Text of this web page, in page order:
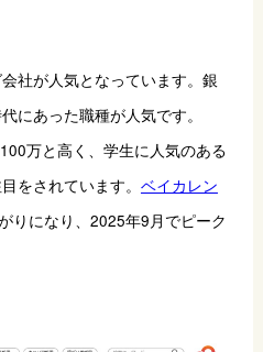
社が人気となっています。銀
にあった職種が人気です。
万と高く、学生に人気のある
をされています。 ベイカレン
りになり、2025年9月でピーク